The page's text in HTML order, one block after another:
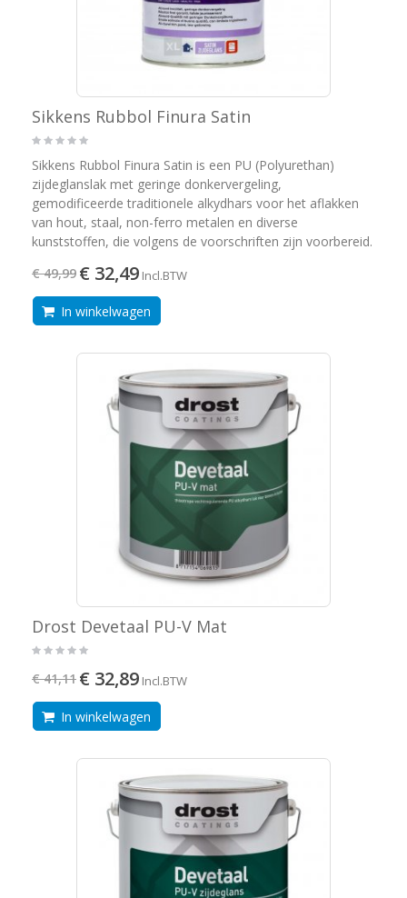
Sikkens Rubbol Finura Satin
Sikkens Rubbol Finura Satin is een PU (Polyurethan)
zijdeglanslak met geringe donkervergeling,
gemodificeerde traditionele alkydhars voor het aflakken
van hout, staal, non-ferro metalen en diverse
kunststoffen, die volgens de voorschriften zijn voorbereid.
€ 49,99 € 32,49 Incl.BTW
In winkelwagen
Drost Devetaal PU-V Mat
€ 41,11 € 32,89 Incl.BTW
In winkelwagen